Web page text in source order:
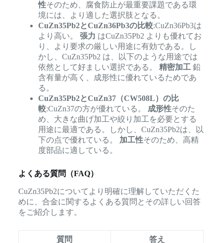
性そのため、腐食防止が最重要課題である環
境には、より適した選択肢となる。
CuZn35Pb2とCuZn36Pb3の比較:CuZn36Pb3は
より高い。 張力 はCuZn35Pb2 よりも優れてお
り、より要求の厳しい用途に有効である。し
かし、CuZn35Pb2 は、以下のような用途では
依然として好ましい選択である。 精密加工鉛
含有量が高く、成形性に優れているためであ
る。
CuZn35Pb2とCuZn37（CW508L）の比
較:CuZn37の方が優れている。 成形性そのた
め、大きな曲げ加工や絞り加工を必要とする
用途に最適である。しかし、CuZn35Pb2は、以
下の点で優れている。 加工性そのため、高精
度部品に適している。
よくある質問（FAQ）
CuZn35Pb2についてより明確に理解していただくた
めに、合金に関するよくある質問とその詳しい回答
をご紹介します。
質問 答え